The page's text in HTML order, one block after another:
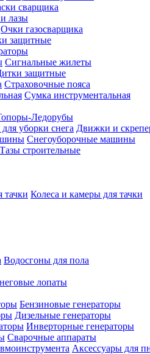
сварщика
лазы
Очки газосварщика
защитные
Сигнальные жилеты
защитные
Страховочные пояса
Сумка инструментальная
Ледорубы
Движки и
Снегоуборочные машины
Тазы строительные
Колеса и камеры для тачки
Водосгоны для пола
лопаты
Бензиновые генераторы
Дизельные генераторы
Инверторные генераторы
Сварочные аппараты
Аксессуары для